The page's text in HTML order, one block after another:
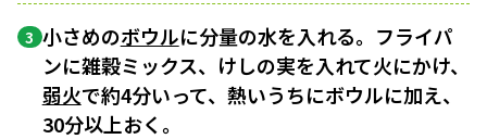
3 小さめのボウルに分量の水を入れる。フライパ
ンに雑穀ミックス、けしの実を入れて火にかけ、
弱火で約4分いって、熱いうちにボウルに加え、
30分以上おく。